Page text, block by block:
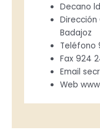
Decano
Dirección
Badajoz
Teléfono
Fax 924
Email
Web